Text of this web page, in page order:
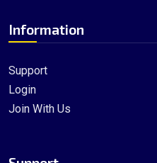
Information
Support
Login
Join With Us